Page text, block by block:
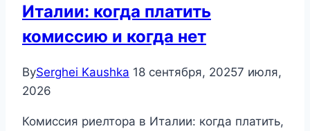
Италии: когда платить
комиссию и когда нет
BySerghei Kaushka 18 сентября, 20257 июля,
2026
Комиссия риелтора в Италии: когда платить,